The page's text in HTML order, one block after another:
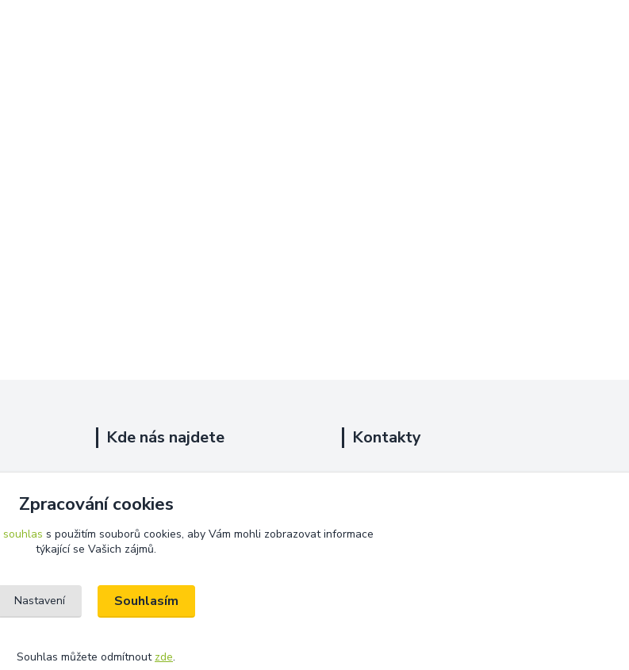
Kde nás najdete
Říčany, 251 01
Na této adrese není prodejna.
Kontakty
+420 725 889 873
info@duplarna.cz
Zpracování cookies
souhlas s použitím souborů cookies, aby Vám mohli zobrazovat informace
týkající se Vašich zájmů.
Nastavení Souhlasím
Souhlas můžete odmítnout zde.